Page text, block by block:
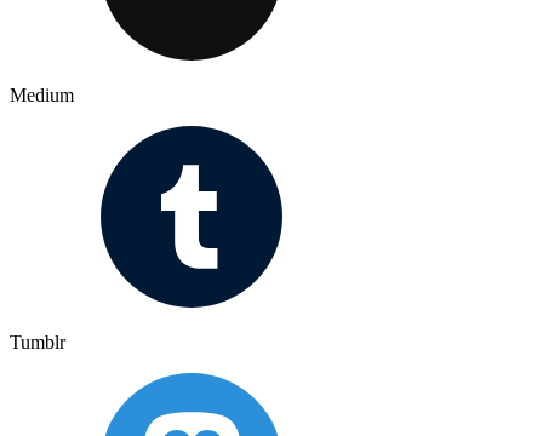
Medium
Tumblr